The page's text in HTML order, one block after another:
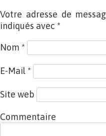
Votre adresse de
indiqués avec *
Nom *
E-Mail *
Site web
Commentaire